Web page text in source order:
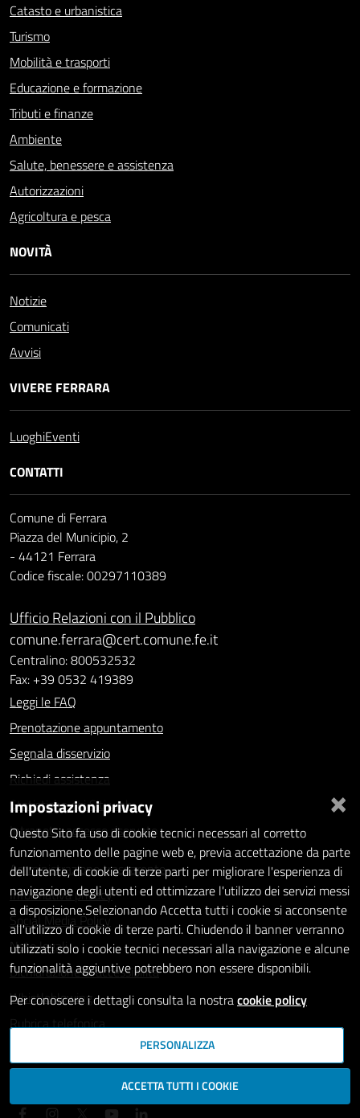
Catasto e urbanistica
Turismo
Mobilità e trasporti
Educazione e formazione
Tributi e finanze
Ambiente
Salute, benessere e assistenza
Autorizzazioni
Agricoltura e pesca
NOVITÀ
Notizie
Comunicati
Avvisi
VIVERE FERRARA
LuoghiEventi
CONTATTI
Comune di Ferrara
Piazza del Municipio, 2
- 44121 Ferrara
Codice fiscale: 00297110389
Ufficio Relazioni con il Pubblico
comune.ferrara@cert.comune.fe.it
Centralino: 800532532
Fax: +39 0532 419389
Leggi le FAQ
Prenotazione appuntamento
Segnala disservizio
Richiedi assistenza
Statistiche dei Siti web
Intranet - accesso riservato
Amministrazione trasparente
Informativa privacy
Social Media Policy
Note legali
Dichiarazione di accessibilità
Whistleblowing
Rubrica telefonica
SEGUICI SU
×
Impostazioni privacy
Questo Sito fa uso di cookie tecnici necessari al corretto
funzionamento delle pagine web e, previa accettazione da parte
dell'utente, di cookie di terze parti per migliorare l'esperienza di
navigazione degli utenti ed ottimizzare l'utilizzo dei servizi messi
a disposizione.Selezionando Accetta tutti i cookie si acconsente
all'utilizzo di cookie di terze parti. Chiudendo il banner verranno
utilizzati solo i cookie tecnici necessari alla navigazione e alcune
funzionalità aggiuntive potrebbero non essere disponibili.
Per conoscere i dettagli consulta la nostracookie policy
PERSONALIZZA
ACCETTA TUTTI I COOKIE